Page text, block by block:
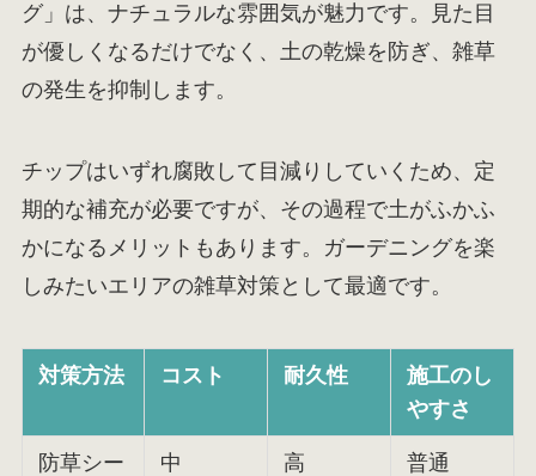
グ」は、ナチュラルな雰囲気が魅力です。見た目
が優しくなるだけでなく、土の乾燥を防ぎ、雑草
の発生を抑制します。
チップはいずれ腐敗して目減りしていくため、定
期的な補充が必要ですが、その過程で土がふかふ
かになるメリットもあります。ガーデニングを楽
しみたいエリアの雑草対策として最適です。
対策方法 コスト 耐久性
施工のし
やすさ
防草シー
中 高 普通